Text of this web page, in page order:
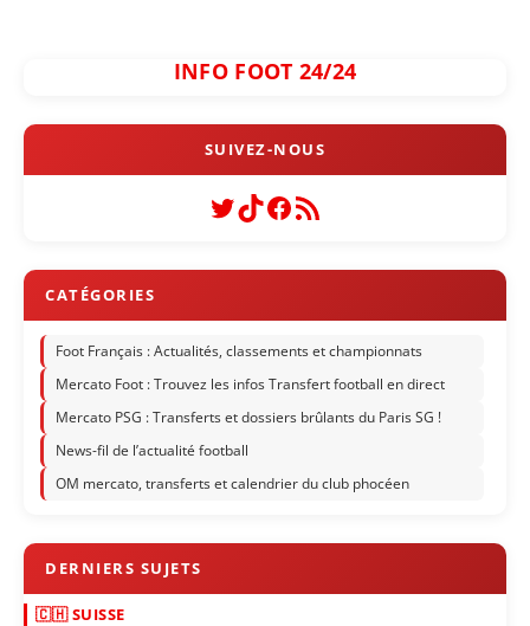
INFO FOOT 24/24
Twitter
TikTok
Facebook
Flux RSS
Foot Français : Actualités, classements et championnats
Mercato Foot : Trouvez les infos Transfert football en direct
Mercato PSG : Transferts et dossiers brûlants du Paris SG !
News-fil de l’actualité football
OM mercato, transferts et calendrier du club phocéen
🇨🇭 SUISSE